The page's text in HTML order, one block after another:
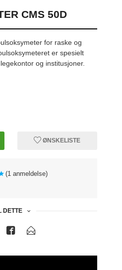
CMS 50D
for raske og
er spesielt
og institusjoner.
ØNSKELISTE
(1 anmeldelse)
DETTE